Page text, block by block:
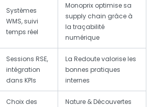
Systèmes
WMS, suivi
temps réel
Monoprix optimise sa
supply chain grâce à
la traçabilité
numérique
Sessions RSE,
intégration
dans KPIs
La Redoute valorise les
bonnes pratiques
internes
Choix des
Nature & Découvertes